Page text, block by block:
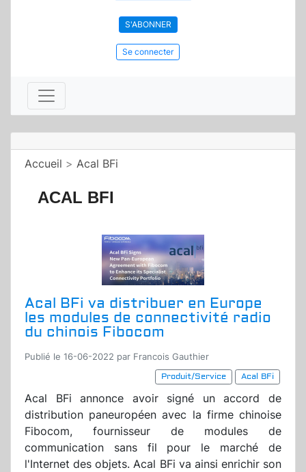
S'ABONNER
Se connecter
Accueil > Acal BFi
ACAL BFI
Acal BFi va distribuer en Europe
les modules de connectivité radio
du chinois Fibocom
Publié le 16-06-2022 par Francois Gauthier
Produit/Service
Acal BFi
Acal BFi annonce avoir signé un accord de
distribution paneuropéen avec la firme chinoise
Fibocom, fournisseur de modules de
communication sans fil pour le marché de
l'Internet des objets. Acal BFi va ainsi enrichir son